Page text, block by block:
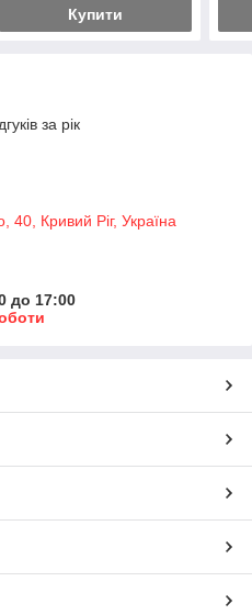
Купити
за рік
Кривий Ріг, Україна
до 17:00